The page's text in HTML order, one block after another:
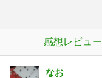
感想レビュー
なお